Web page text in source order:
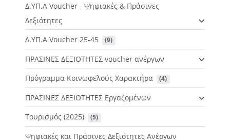
Δ.ΥΠ.Α Voucher - Ψηφιακές & Πράσινες
Δεξιότητες
Δ.ΥΠ.Α Voucher 25-45
(9)
ΠΡΑΣΙΝΕΣ ΔΕΞΙΟΤΗΤΕΣ voucher ανέργων
Πρόγραμμα Κοινωφελούς Χαρακτήρα
(4)
ΠΡΑΣΙΝΕΣ ΔΕΞΙΟΤΗΤΕΣ Εργαζομένων
Τουρισμός (2025)
(5)
Ψηφιακές και Πράσινες Δεξιότητες Ανέργων